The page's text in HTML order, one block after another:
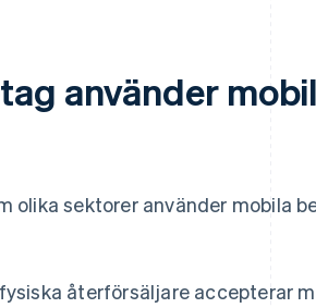
använder
sektorer använder mobila
återförsäljare accepterar